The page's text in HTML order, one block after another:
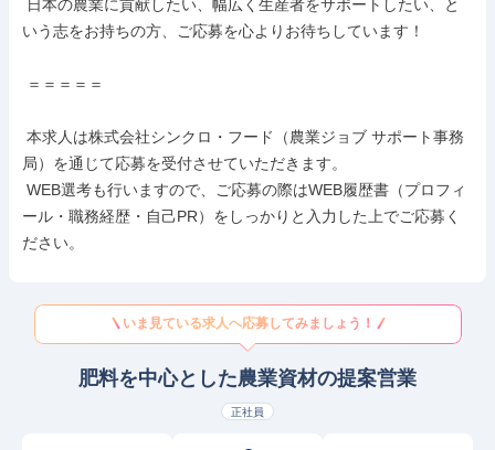
いう志をお持ちの方、ご応募を心よりお待ちしています！
局）を通じて応募を受付させていただきます。
ール・職務経歴・自己PR）をしっかりと入力した上でご応募く
ださい。
いま見ている求人へ応募してみましょう！
肥料を中心とした農業資材の提案営業
正社員